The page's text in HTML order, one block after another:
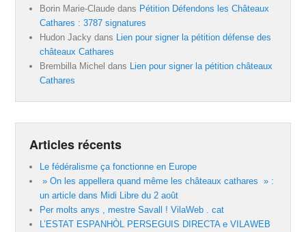
Borin Marie-Claude dans Pétition Défendons les Châteaux
Cathares : 3787 signatures
Hudon Jacky dans Lien pour signer la pétition défense des
châteaux Cathares
Brembilla Michel dans Lien pour signer la pétition châteaux
Cathares
Articles récents
Le fédéralisme ça fonctionne en Europe
» On les appellera quand même les châteaux cathares » :
un article dans Midi Libre du 2 août
Per molts anys , mestre Savall ! VilaWeb . cat
L’ESTAT ESPANHÒL PERSEGUIS DIRECTA e VILAWEB